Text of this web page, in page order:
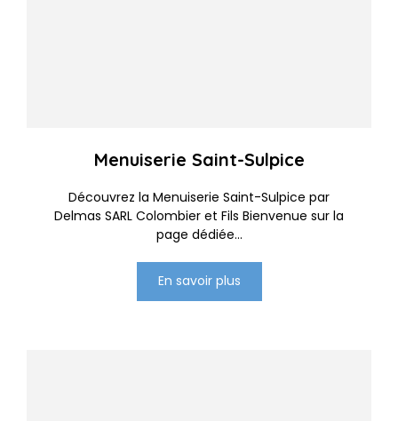
Menuiserie Saint-Sulpice
Découvrez la Menuiserie Saint-Sulpice par
Delmas SARL Colombier et Fils Bienvenue sur la
page dédiée...
En savoir plus